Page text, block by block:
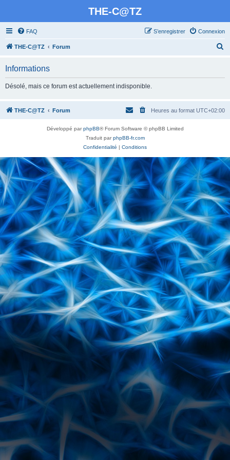
THE-C@TZ
FAQ Connexion
S’enregistrer
THE-C@TZ Forum
r
c
r
Informations
Désolé, mais ce forum est actuellement indisponible.
THE-C@TZ Forum Heures au format UTC+02:00
Développé parphpBB® Forum Software © phpBB Limited
Traduit parphpBB-fr.com
Confidentialité | Conditions